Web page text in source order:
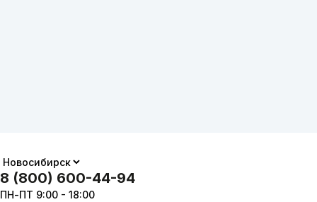
8 (800) 600-44-94
ПН-ПТ 9:00 - 18:00